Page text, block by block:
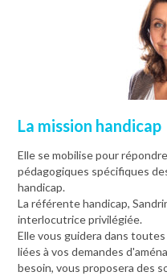
La mission handicap
Elle se mobilise pour
pédagogiques spécifiques
handicap.
La référente handicap,
interlocutrice privilégiée.
Elle vous guidera dans
liées à vos demandes
besoin, vous proposera des